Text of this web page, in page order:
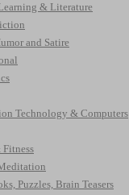
& Literature
and Satire
Technology & Computers
Puzzles, Brain Teasers